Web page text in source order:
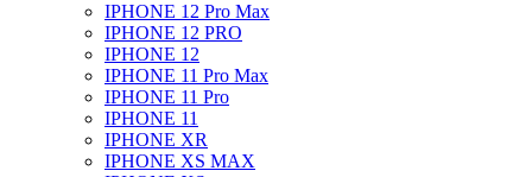
IPHONE 12 Pro Max
IPHONE 12 PRO
IPHONE 12
IPHONE 11 Pro Max
IPHONE 11 Pro
IPHONE 11
IPHONE XR
IPHONE XS MAX